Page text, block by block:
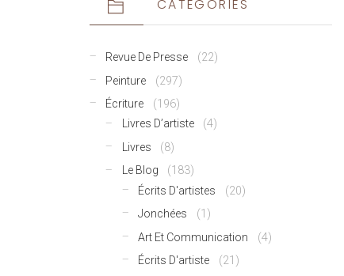
CATÉGORIES
Revue De Presse
(22)
Peinture
(297)
Écriture
(196)
Livres D’artiste
(4)
Livres
(8)
Le Blog
(183)
Écrits D'artistes
(20)
Jonchées
(1)
Art Et Communication
(4)
Écrits D'artiste
(21)